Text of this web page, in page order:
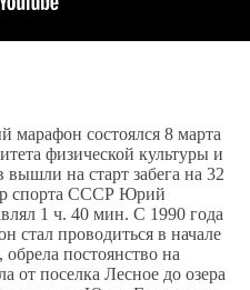
состоялся 8 марта
физической культуры и
на старт забега на 32
спорта СССР Юрий
1 ч. 40 мин. С 1990 года
проводиться в начале
постоянство на
от поселка Лесное до озера